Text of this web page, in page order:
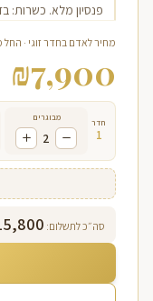
פנסיון מלא. כשרות:
מחיר לאדם בחדר זוגי · החל
₪7,900
חדר
1
מבוגרים
2
סה״כ לתשלום: